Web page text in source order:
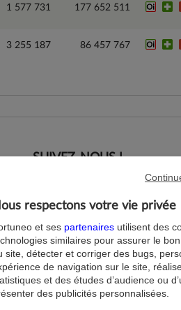
1 577 731 177 652 511
3 255 187 86 457 767
SUIVEZ-NOUS !
respectons votre vie privée
et ses partenaires utilisent des
similaires pour assurer le
site, détecter et corriger des bugs,
de navigation sur le site,
et des études d’audience ou
des publicités personnalisées.